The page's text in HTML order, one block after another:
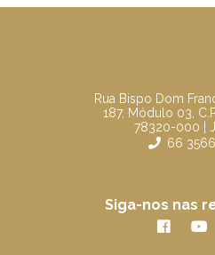
Rua Bispo Dom
187, Módulo 03,
78320-000 |
66
Siga-nos nas